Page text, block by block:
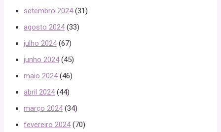
setembro 2024(31)
agosto 2024(33)
julho 2024(67)
junho 2024(45)
maio 2024(46)
abril 2024(44)
março 2024(34)
fevereiro 2024(70)